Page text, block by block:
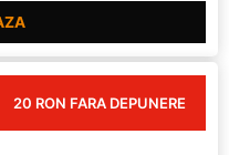
20 RON FARA DEPUNERE